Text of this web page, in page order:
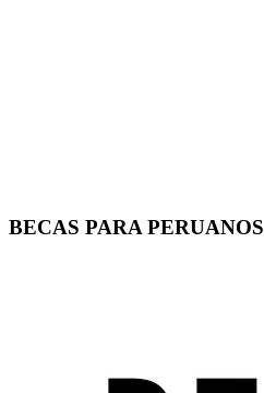
BECAS PARA PERUANOS